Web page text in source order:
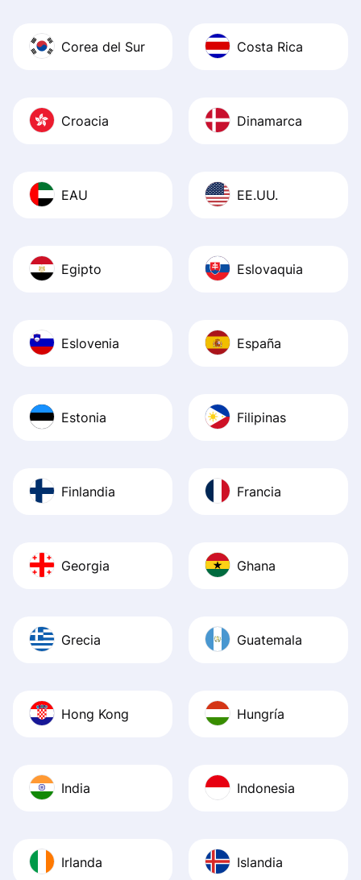
Corea del Sur Costa Rica
Croacia Dinamarca
EAU EE.UU.
Egipto Eslovaquia
Eslovenia España
Estonia Filipinas
Finlandia Francia
Georgia Ghana
Grecia Guatemala
Hong Kong Hungría
India Indonesia
Irlanda Islandia